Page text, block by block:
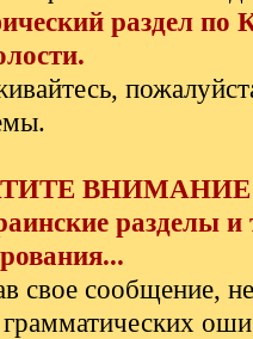
раздел по
ВНИМАНИЕ
разделы
свое сообщение,